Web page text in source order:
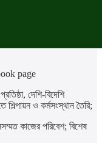
page
দেশি-বিদেশি
শিল্পায়ন ও কর্মসংস্থান তৈরি;
কাজের পরিবেশ; বিশেষ